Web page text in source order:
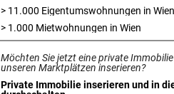
VIER VERLETZTE vor
Autolenker fuhr absichtlich
Radfahrer an
> 11.000 Eigentumswohnungen in Wien
> 1.000 Mietwohnungen in Wien
Möchten Sie jetzt eine private
unseren Marktplätzen inserieren?
Private Immobilie inserieren und in